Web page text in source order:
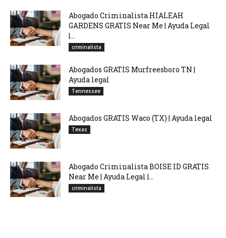
Abogado Criminalista HIALEAH
GARDENS GRATIS Near Me | Ayuda Legal
|...
criminalista
Abogados GRATIS Murfreesboro TN |
Ayuda legal
Tennessee
Abogados GRATIS Waco (TX) | Ayuda legal
Texas
Abogado Criminalista BOISE ID GRATIS
Near Me | Ayuda Legal |...
criminalista